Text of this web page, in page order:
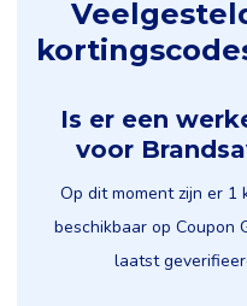
Is er een
voor
Op dit moment zijn er 1
beschikbaar op Coupon
laatst